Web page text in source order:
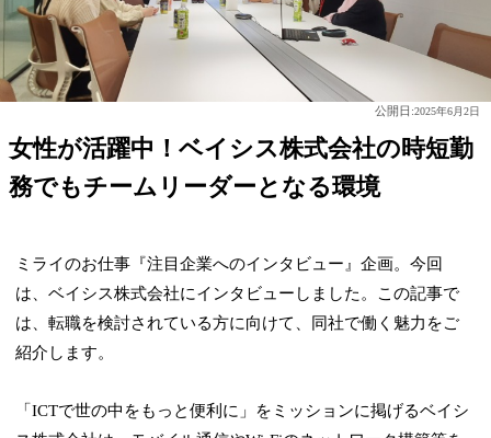
公開日:2025年6月2日
女性が活躍中！ベイシス株式会社の時短勤
務でもチームリーダーとなる環境
ミライのお仕事『注目企業へのインタビュー』企画。今回
は、ベイシス株式会社にインタビューしました。この記事で
は、転職を検討されている方に向けて、同社で働く魅力をご
紹介します。
「ICTで世の中をもっと便利に」をミッションに掲げるベイシ